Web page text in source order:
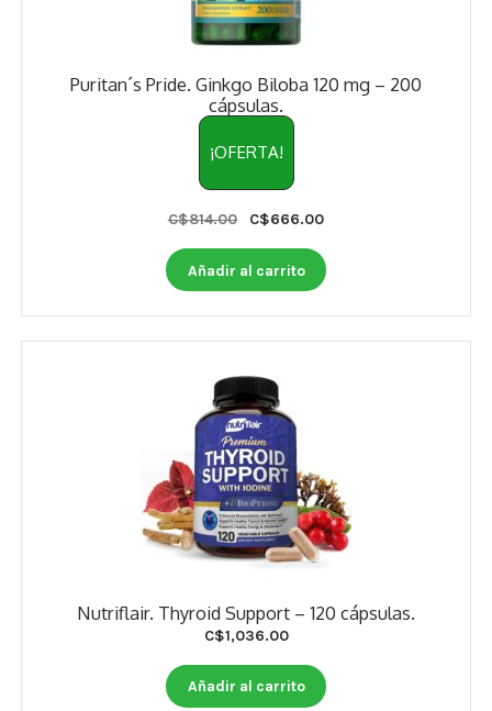
Puritan´s Pride. Ginkgo Biloba 120 mg – 200
cápsulas.
¡OFERTA!
C$814.00
Original
was:
C$814.00.
C$666.00Current
is:
Añadir al carrito
Nutriflair. Thyroid Support – 120 cápsulas.
C$1,036.00
Añadir al carrito